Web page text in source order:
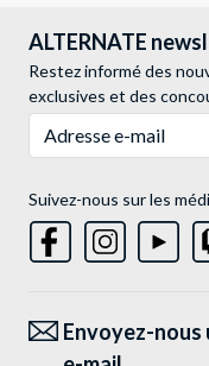
ALTERNATE
Restez informé des
exclusives et des
Suivez-nous sur les
Envoyez-nous